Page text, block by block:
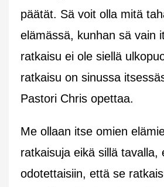
päätät. Sä voit olla mitä
elämässä, kunhan sä vain
ratkaisu ei ole siellä
ratkaisu on sinussa
Pastori Chris opettaa.
Me ollaan itse omien
ratkaisuja eikä sillä tavalla,
odotettaisiin, että se